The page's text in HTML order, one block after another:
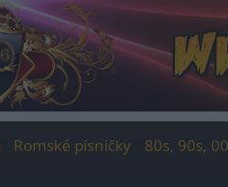
Romské písničky 80s, 90s,